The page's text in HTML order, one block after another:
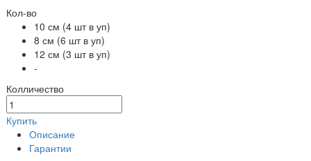
Кол-во
10 см (4 шт в уп)
8 см (6 шт в уп)
12 см (3 шт в уп)
-
Колличество
Купить
Описание
Гарантии